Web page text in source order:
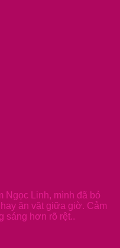
Ngọc Linh, mình đã bỏ
ăn vặt giữa giờ. Cảm
sáng hơn rõ rệt..